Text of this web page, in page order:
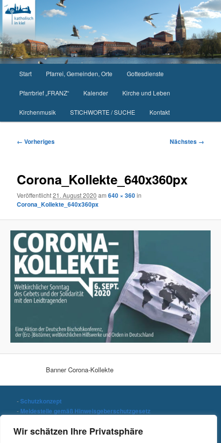
Wir schätzen Ihre Privatsphäre
Zum
primären
Inhalt
springen
Start Pfarrei, Gemeinden, Orte Gottesdienste
Pfarrbrief „FRANZ“ Kalender Kirche und Leben
Kirchenmusik STICHWORTE / SUCHE Kontakt
Bilder-
← Vorheriges Nächstes →
Corona_Kollekte_640x360px
Veröffentlicht21. August 2020 am640 × 360in
Corona_Kollekte_640x360px
Banner Corona-Kollekte
-Schutzkonzept
- Meldestelle gemäß Hinweisgeberschutzgesetz
-Impressum